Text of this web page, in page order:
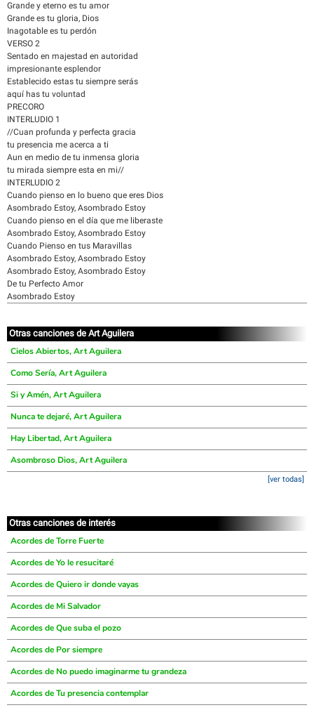
Grande y eterno es tu amor
Grande es tu gloria, Dios
Inagotable es tu perdón
VERSO 2
Sentado en majestad en autoridad
impresionante esplendor
Establecido estas tu siempre serás
aquí has tu voluntad
PRECORO
INTERLUDIO 1
//Cuan profunda y perfecta gracia
tu presencia me acerca a ti
Aun en medio de tu inmensa gloria
tu mirada siempre esta en mi//
INTERLUDIO 2
Cuando pienso en lo bueno que eres Dios
Asombrado Estoy, Asombrado Estoy
Cuando pienso en el día que me liberaste
Asombrado Estoy, Asombrado Estoy
Cuando Pienso en tus Maravillas
Asombrado Estoy, Asombrado Estoy
Asombrado Estoy, Asombrado Estoy
De tu Perfecto Amor
Asombrado Estoy
Otras canciones de Art Aguilera
Cielos Abiertos, Art Aguilera
Como Sería, Art Aguilera
Si y Amén, Art Aguilera
Nunca te dejaré, Art Aguilera
Hay Libertad, Art Aguilera
Asombroso Dios, Art Aguilera
[ver todas]
Otras canciones de interés
Acordes de Torre Fuerte
Acordes de Yo le resucitaré
Acordes de Quiero ir donde vayas
Acordes de Mi Salvador
Acordes de Que suba el pozo
Acordes de Por siempre
Acordes de No puedo imaginarme tu grandeza
Acordes de Tu presencia contemplar